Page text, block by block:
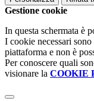
Gestione cookie
In questa schermata è
I cookie necessari
piattaforma e non è
Per conoscere quali
visionare la COOKIE